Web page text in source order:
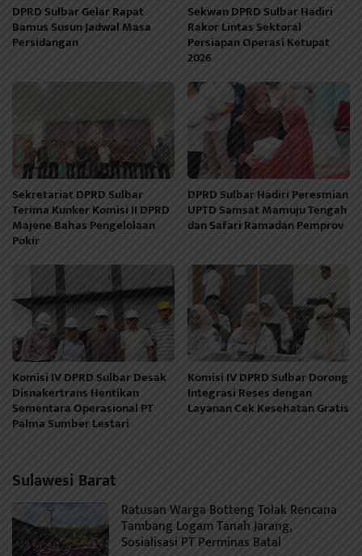
DPRD Sulbar Gelar Rapat
Bamus Susun Jadwal Masa
Persidangan
Sekwan DPRD Sulbar Hadiri
Rakor Lintas Sektoral
Persiapan Operasi Ketupat
2026
Sekretariat DPRD Sulbar
Terima Kunker Komisi II DPRD
Majene Bahas Pengelolaan
Pokir
DPRD Sulbar Hadiri Peresmian
UPTD Samsat Mamuju Tengah
dan Safari Ramadan Pemprov
Komisi IV DPRD Sulbar Desak
Disnakertrans Hentikan
Sementara Operasional PT
Palma Sumber Lestari
Komisi IV DPRD Sulbar Dorong
Integrasi Reses dengan
Layanan Cek Kesehatan Gratis
Sulawesi Barat
Ratusan Warga Botteng Tolak Rencana
Tambang Logam Tanah Jarang,
Sosialisasi PT Perminas Batal